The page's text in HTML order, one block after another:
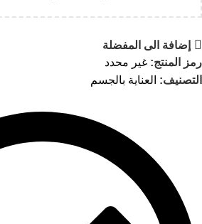
إضافة الى المفضلة
رمز المنتج: غير محدد
التصنيف: العناية بالجسم